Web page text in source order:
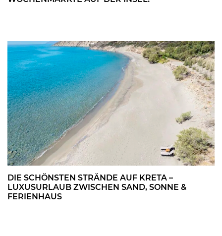
DIE SCHÖNSTEN STRÄNDE AUF KRETA –
LUXUSURLAUB ZWISCHEN SAND, SONNE &
FERIENHAUS